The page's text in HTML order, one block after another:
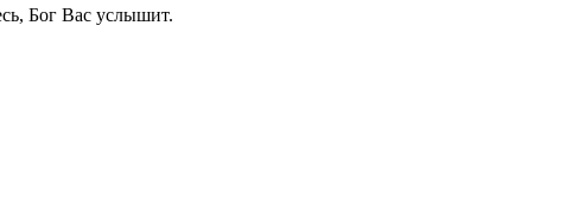
Бог Вас услышит.